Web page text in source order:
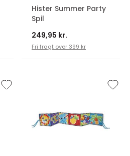
Hister Summer Party
Spil
249,95 kr.
Fri fragt over 399 kr